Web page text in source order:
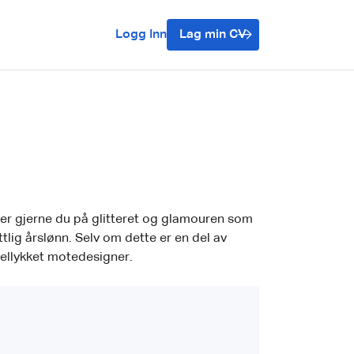
Logg Inn Lag min CV
gjerne du på glitteret og glamouren som
årslønn. Selv om dette er en del av
motedesigner.